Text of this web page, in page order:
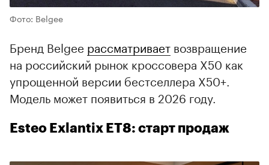
Фото: Belgee
Бренд Belgee рассматривает возвращение
на российский рынок кроссовера X50 как
упрощенной версии бестселлера X50+.
Модель может появиться в 2026 году.
Esteo Exlantix ET8: старт продаж